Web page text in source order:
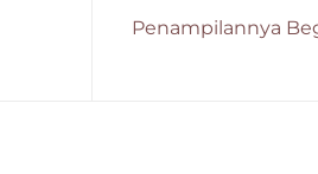
Penampilannya